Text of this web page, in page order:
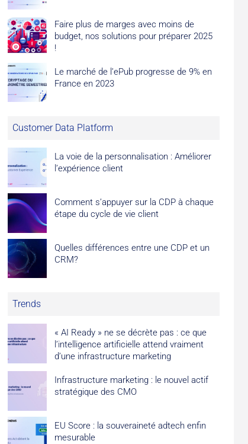
Faire plus de marges avec moins de
budget, nos solutions pour préparer 2025
!
Le marché de l’ePub progresse de 9% en
France en 2023
Customer Data Platform
La voie de la personnalisation : Améliorer
l’expérience client
Comment s’appuyer sur la CDP à chaque
étape du cycle de vie client
Quelles différences entre une CDP et un
CRM?
Trends
« AI Ready » ne se décrète pas : ce que
l’intelligence artificielle attend vraiment
d’une infrastructure marketing
Infrastructure marketing : le nouvel actif
stratégique des CMO
EU Score : la souveraineté adtech enfin
mesurable